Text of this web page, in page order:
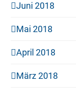
Juni 2018
Mai 2018
April 2018
März 2018